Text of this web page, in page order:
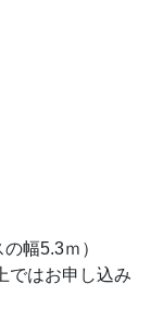
幅5.3ｍ）
ではお申し込み